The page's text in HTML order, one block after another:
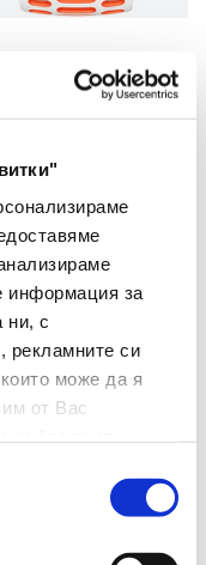
информация за
ни, с
рекламните си
може да я
от Вас
Runner 2 Chitu-